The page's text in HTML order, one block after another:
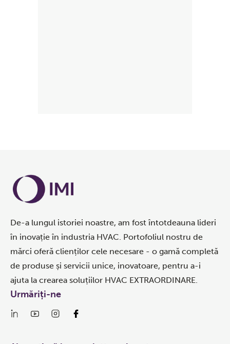
De-a lungul istoriei noastre, am fost întotdeauna lideri
în inovație în industria HVAC. Portofoliul nostru de
mărci oferă clienților cele necesare - o gamă completă
de produse și servicii unice, inovatoare, pentru a-i
ajuta la crearea soluțiilor HVAC EXTRAORDINARE.
Urmăriți-ne